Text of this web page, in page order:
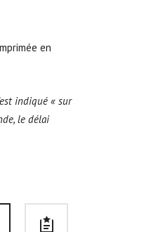
en
indiqué « sur
le délai